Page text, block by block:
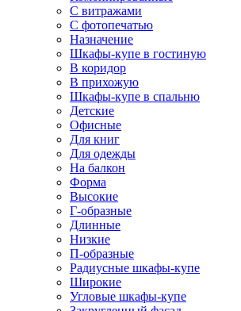
С витражами
С фотопечатью
Назначение
Шкафы-купе в гостиную
В коридор
В прихожую
Шкафы-купе в спальню
Детские
Офисные
Для книг
Для одежды
На балкон
Форма
Высокие
Г-образные
Длинные
Низкие
П-образные
Радиусные шкафы-купе
Широкие
Угловые шкафы-купе